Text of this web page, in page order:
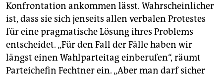
Konfrontation ankommen lässt. Wahrscheinlicher
ist, dass sie sich jenseits allen verbalen Protestes
für eine pragmatische Lösung ihres Problems
entscheidet. „Für den Fall der Fälle haben wir
längst einen Wahlparteitag einberufen“, räumt
Parteichefin Fechtner ein. „Aber man darf sicher